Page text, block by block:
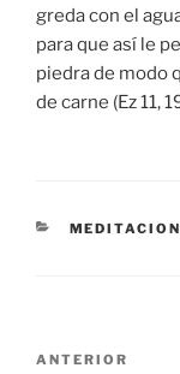
greda con el
para que así le
piedra de modo
de carne (Ez 11,
Entrada
ANTERIOR